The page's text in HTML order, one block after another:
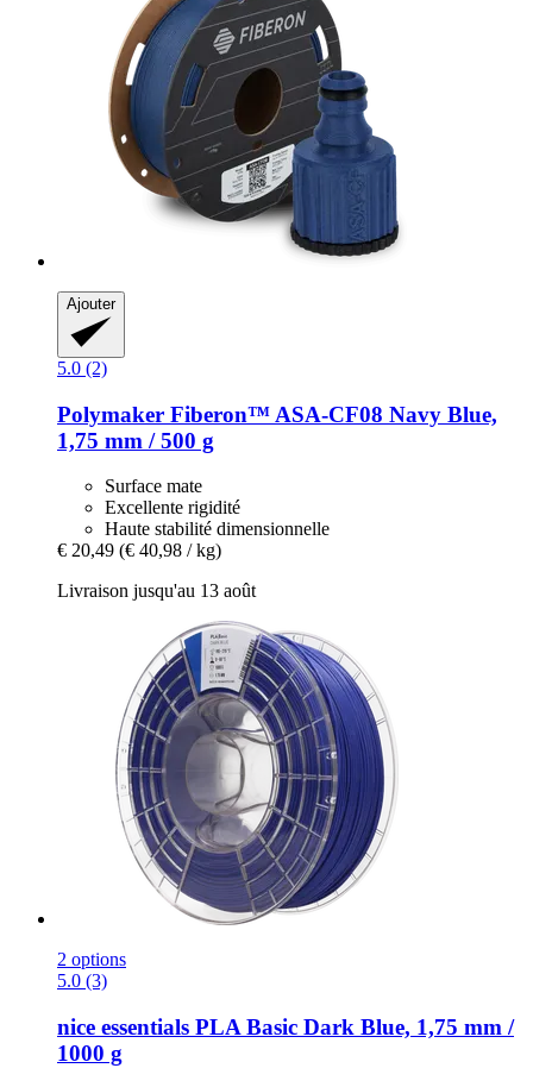
Ajouter
5.0 (2)
Polymaker Fiberon™ ASA-​CF08 Navy Blue,
1,75 mm / 500 g
Surface mate
Excellente rigidité
Haute stabilité dimensionnelle
€ 20,49 (€ 40,98 / kg)
Livraison jusqu'au 13 août
2 options
5.0 (3)
nice essentials PLA Basic Dark Blue, 1,75 mm /
1000 g